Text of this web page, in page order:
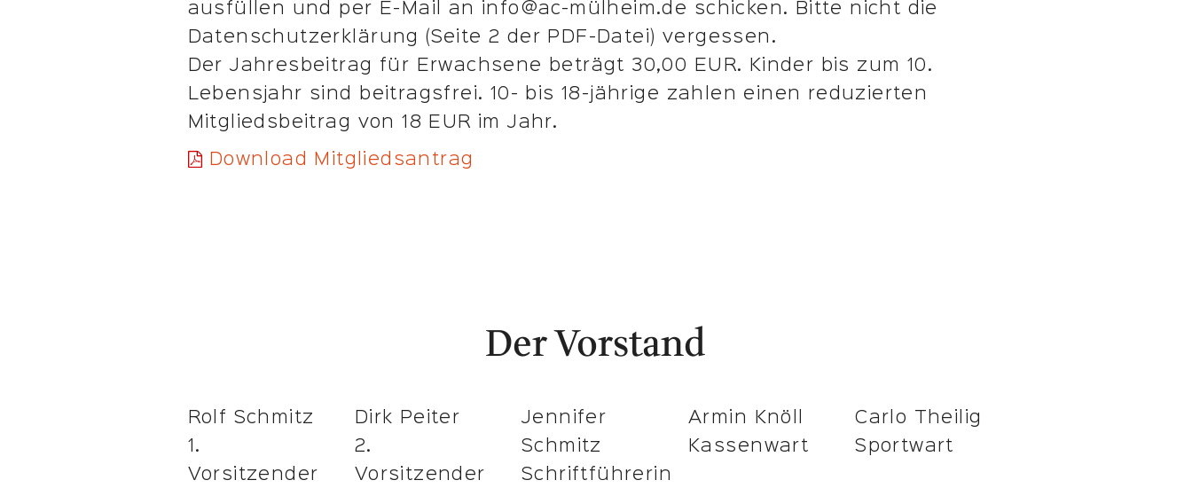
ausfüllen und per E-Mail an info@ac-mülheim.de schicken. Bitte nicht die
Datenschutzerklärung (Seite 2 der PDF-Datei) vergessen.
Der Jahresbeitrag für Erwachsene beträgt 30,00 EUR. Kinder bis zum 10.
Lebensjahr sind beitragsfrei. 10- bis 18-jährige zahlen einen reduzierten
Mitgliedsbeitrag von 18 EUR im Jahr.
Download Mitgliedsantrag
Der Vorstand
Rolf Schmitz
1.
Vorsitzender
Dirk Peiter
2.
Vorsitzender
Jennifer
Schmitz
Schriftführerin
Armin Knöll
Kassenwart
Carlo Theilig
Sportwart